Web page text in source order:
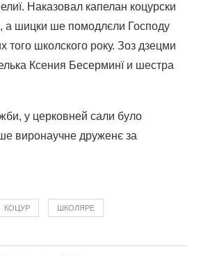
Наказовал капелан коцурски
а шицки ше помодлєли Господу
того школского року. Зоз дзецми
Ксения Бесерминї и шестра
у церковней сали було
виронаучне друженє за
КОЦУР ШКОЛЯРЕ